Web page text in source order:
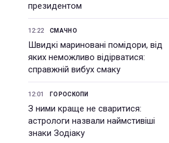
президентом
12:22 СМАЧНО
Швидкі мариновані помідори, від
яких неможливо відірватися:
справжній вибух смаку
12:01 ГОРОСКОПИ
З ними краще не сваритися:
астрологи назвали наймстивіші
знаки Зодіаку